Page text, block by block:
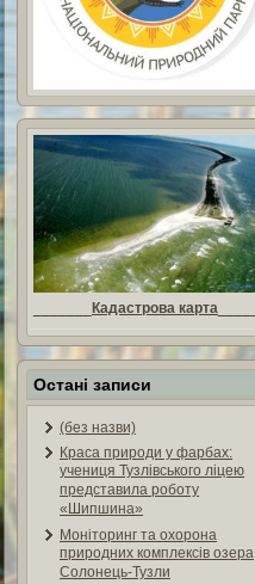
Кадастрова карта
Остані записи
(без назви)
Краса природи у фарбах:
учениця Тузлівського ліцею
представила роботу
«Шипшина»
Моніторинг та охорона
природних комплексів озера
Солонець-Тузли